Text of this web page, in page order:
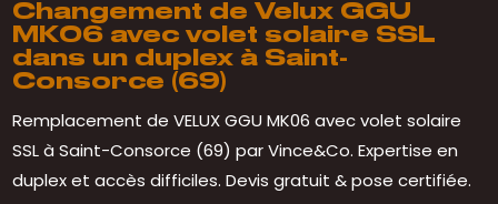
Changement de Velux GGU
MK06 avec volet solaire SSL
dans un duplex à Saint-
Consorce (69)
Remplacement de VELUX GGU MK06 avec volet solaire
SSL à Saint-Consorce (69) par Vince&Co. Expertise en
duplex et accès difficiles. Devis gratuit & pose certifiée.